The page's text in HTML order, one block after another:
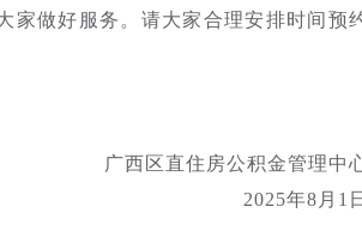
家做好服务。请大家合理安排时间预
广西区直住房公积金管理中
2025年8月1